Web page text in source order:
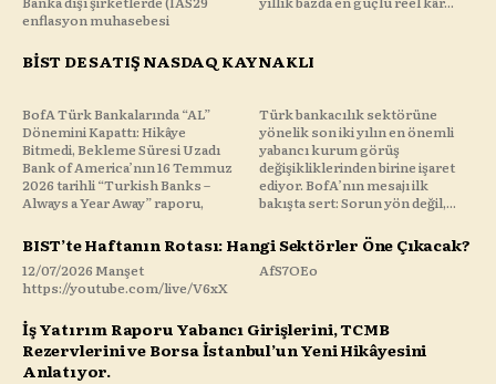
enflasyon muhasebesi
BİST DE SATIŞ NASDAQ KAYNAKLI
BofA Türk Bankalarında “AL”
Dönemini Kapattı: Hikâye
Bitmedi, Bekleme Süresi Uzadı
Bank of America’nın 16 Temmuz
2026 tarihli “Turkish Banks –
Always a Year Away” raporu,
Türk bankacılık sektörüne
yönelik son iki yılın en önemli
yabancı kurum görüş
değişikliklerinden birine işaret
ediyor. BofA’nın mesajı ilk
bakışta sert: Sorun yön değil,...
BIST’te Haftanın Rotası: Hangi Sektörler Öne Çıkacak?
12/07/2026 Manşet
https://youtube.com/live/V6xX
AfS7OEo
İş Yatırım Raporu Yabancı Girişlerini, TCMB
Rezervlerini ve Borsa İstanbul’un Yeni Hikâyesini
Anlatıyor.